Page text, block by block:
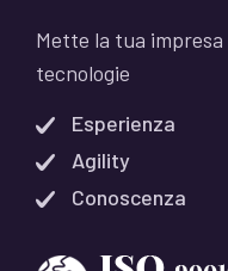
Mette la tua impresa
tecnologie
Esperienza
Agility
Conoscenza